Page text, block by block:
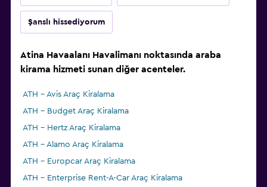
Şanslı hissediyorum
Atina Havaalanı Havalimanı noktasında araba
kirama hizmeti sunan diğer acenteler.
ATH - Avis Araç Kiralama
ATH - Budget Araç Kiralama
ATH - Hertz Araç Kiralama
ATH - Alamo Araç Kiralama
ATH - Europcar Araç Kiralama
ATH - Enterprise Rent-A-Car Araç Kiralama